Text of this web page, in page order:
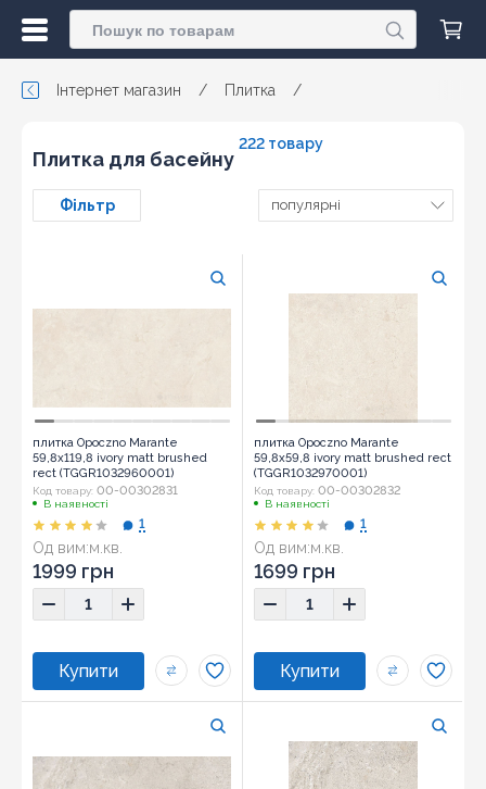
Інтернет магазин / Плитка /
Плитка для басейну
222 товару
Фільтр популярні
плитка Opoczno Marante
59,8x119,8 ivory matt brushed
rect (TGGR1032960001)
Код товару: 00-00302831
В наявності
Од вим:м.кв.
1
1999 грн
плитка Opoczno Marante
59,8x59,8 ivory matt brushed rect
(TGGR1032970001)
Код товару: 00-00302832
В наявності
Од вим:м.кв.
1
1699 грн